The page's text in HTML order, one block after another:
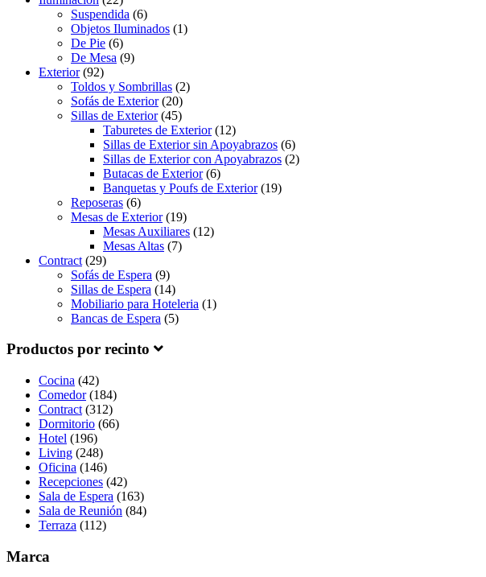
Suspendida (6)
Objetos Iluminados (1)
De Pie (6)
De Mesa (9)
Exterior(92)
Toldos y Sombrillas (2)
Sofás de Exterior(20)
Sillas de Exterior(45)
Taburetes de Exterior(12)
Sillas de Exterior sin Apoyabrazos (6)
Sillas de Exterior con Apoyabrazos (2)
Butacas de Exterior(6)
Banquetas y Poufs de Exterior(19)
Reposeras (6)
Mesas de Exterior(19)
Mesas Auxiliares (12)
Mesas Altas (7)
Contract (29)
Sofás de Espera (9)
Sillas de Espera (14)
Mobiliario para Hoteleria (1)
Bancas de Espera (5)
Productos por recinto
Cocina (42)
Comedor(184)
Contract (312)
Dormitorio (66)
Hotel (196)
Living (248)
Oficina (146)
Recepciones (42)
Sala de Espera (163)
Sala de Reunión (84)
Terraza (112)
Marca